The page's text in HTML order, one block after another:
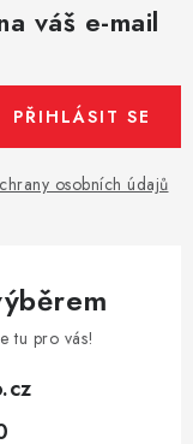
váš e-mail
osobních údajů
PŘIHLÁSIT SE
tu pro vás!